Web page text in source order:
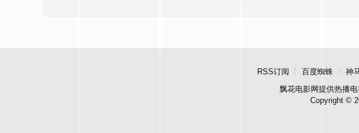
RSS订阅 百度蜘蛛 神
飘花电影网提供热播
Copyright ©